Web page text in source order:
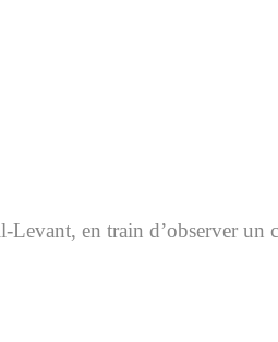
en train d’observer un